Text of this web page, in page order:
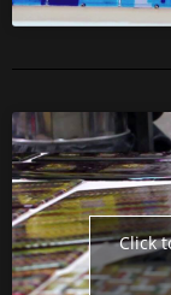
Click